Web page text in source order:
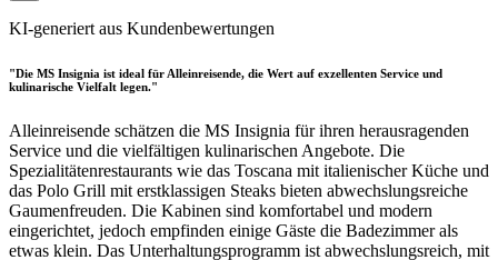
KI-generiert aus Kundenbewertungen
"Die MS Insignia ist ideal für Alleinreisende, die Wert auf exzellenten Service und
kulinarische Vielfalt legen."
Alleinreisende schätzen die MS Insignia für ihren herausragenden
Service und die vielfältigen kulinarischen Angebote. Die
Spezialitätenrestaurants wie das Toscana mit italienischer Küche und
das Polo Grill mit erstklassigen Steaks bieten abwechslungsreiche
Gaumenfreuden. Die Kabinen sind komfortabel und modern
eingerichtet, jedoch empfinden einige Gäste die Badezimmer als
etwas klein. Das Unterhaltungsprogramm ist abwechslungsreich, mit